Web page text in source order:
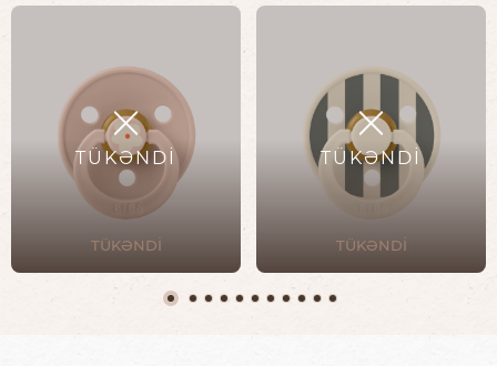
TÜKƏNDİ
TÜKƏNDİ
TÜKƏNDİ
TÜKƏNDİ